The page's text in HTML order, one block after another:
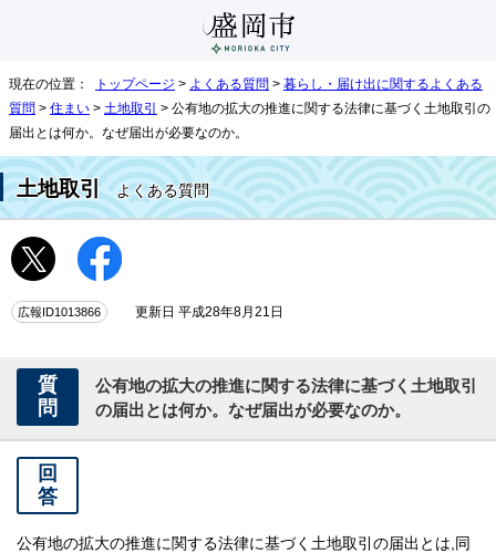
現在の位置： トップページ > よくある質問 > 暮らし・届け出に関するよくある
質問 > 住まい > 土地取引 > 公有地の拡大の推進に関する法律に基づく土地取引の
届出とは何か。なぜ届出が必要なのか。
土地取引 よくある質問
広報ID1013866 更新日 平成28年8月21日
質
問
公有地の拡大の推進に関する法律に基づく土地取引
の届出とは何か。なぜ届出が必要なのか。
回
答
公有地の拡大の推進に関する法律に基づく土地取引の届出とは,同